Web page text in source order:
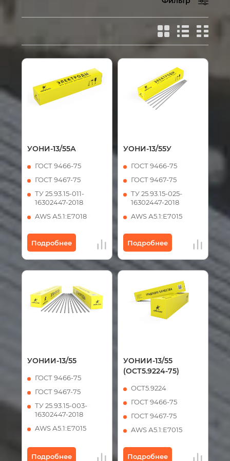
УОНИ-13/55А
ГОСТ 9466-75
ГОСТ 9467-75
ТУ 25.93.15-011-
16302447-2018
AWS А5.1:Е7018
Подробнее
УОНИ-13/55У
ГОСТ 9466-75
ГОСТ 9467-75
ТУ 25.93.15-025-
16302447-2018
AWS А5.1:Е7015
Подробнее
УОНИИ-13/55
ГОСТ 9466-75
ГОСТ 9467-75
ТУ 25.93.15-003-
16302447-2018
AWS А5.1:Е7015
Подробнее
УОНИИ-13/55
(ОСТ5.9224-75)
ОСТ5.9224
ГОСТ 9466-75
ГОСТ 9467-75
AWS А5.1:Е7015
Подробнее